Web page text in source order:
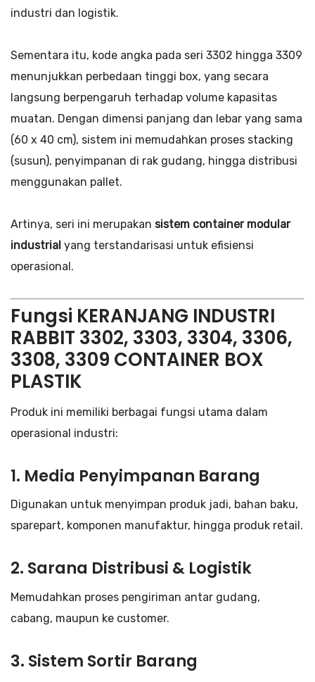
industri dan logistik.
Sementara itu, kode angka pada seri 3302 hingga 3309
menunjukkan perbedaan tinggi box, yang secara
langsung berpengaruh terhadap volume kapasitas
muatan. Dengan dimensi panjang dan lebar yang sama
(60 x 40 cm), sistem ini memudahkan proses stacking
(susun), penyimpanan di rak gudang, hingga distribusi
menggunakan pallet.
Artinya, seri ini merupakan sistem container modular
industrial yang terstandarisasi untuk efisiensi
operasional.
Fungsi KERANJANG INDUSTRI
RABBIT 3302, 3303, 3304, 3306,
3308, 3309 CONTAINER BOX
PLASTIK
Produk ini memiliki berbagai fungsi utama dalam
operasional industri:
1. Media Penyimpanan Barang
Digunakan untuk menyimpan produk jadi, bahan baku,
sparepart, komponen manufaktur, hingga produk retail.
2. Sarana Distribusi & Logistik
Memudahkan proses pengiriman antar gudang,
cabang, maupun ke customer.
3. Sistem Sortir Barang